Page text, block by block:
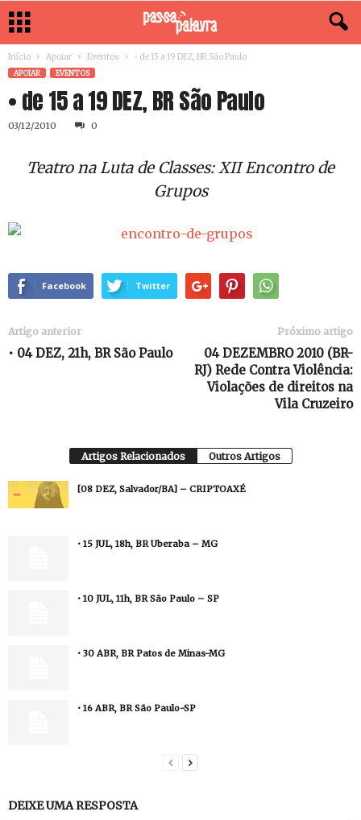
Início Apoiar Eventos • de 15 a 19 DEZ, BR São Paulo
APOIAR EVENTOS
• de 15 a 19 DEZ, BR São Paulo
03/12/2010 0
Teatro na Luta de Classes: XII Encontro de
Grupos
Facebook Twitter
Artigo anterior
• 04 DEZ, 21h, BR São Paulo
Próximo artigo
04 DEZEMBRO 2010 (BR-
RJ) Rede Contra Violência:
Violações de direitos na
Vila Cruzeiro
Artigos Relacionados Outros Artigos
[08 DEZ, Salvador/BA] – CRIPTOAXÉ
• 15 JUL, 18h, BR Uberaba – MG
• 10 JUL, 11h, BR São Paulo – SP
• 30 ABR, BR Patos de Minas-MG
• 16 ABR, BR São Paulo-SP
DEIXE UMA RESPOSTA